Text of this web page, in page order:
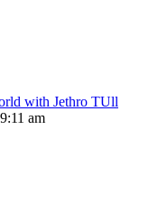
with Jethro TUll
am